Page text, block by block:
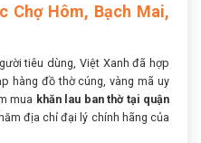
Chợ Hôm, Bạch Mai,
tiêu dùng, Việt Xanh đã hợp
hàng đồ thờ cúng, vàng mã uy
mua khăn lau ban thờ tại quận
địa chỉ đại lý chính hãng của